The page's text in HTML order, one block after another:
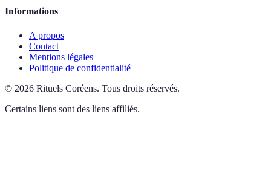
Informations
A propos
Contact
Mentions légales
Politique de confidentialité
© 2026 Rituels Coréens. Tous droits réservés.
Certains liens sont des liens affiliés.